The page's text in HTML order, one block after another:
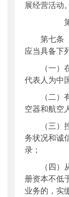
展经营活动。
第七条
应当具备下
（一
代表人为中
（二
空器和航空
（三
务状况和诚
录；
（四
册资本不低
业务的，实